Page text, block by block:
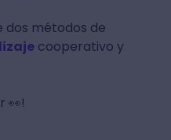
dos métodos de
cooperativo y
👀!